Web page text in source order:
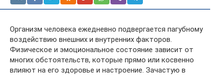
Организм человека ежедневно подвергается пагубному
воздействию внешних и внутренних факторов.
Физическое и эмоциональное состояние зависит от
многих обстоятельств, которые прямо или косвенно
влияют на его здоровье и настроение. Зачастую в